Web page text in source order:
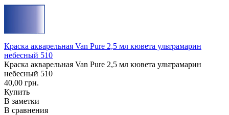
Краска акварельная Van Pure 2,5 мл кювета ультрамарин
небесный 510
Краска акварельная Van Pure 2,5 мл кювета ультрамарин
небесный 510
40,00 грн.
Купить
В заметки
В сравнения